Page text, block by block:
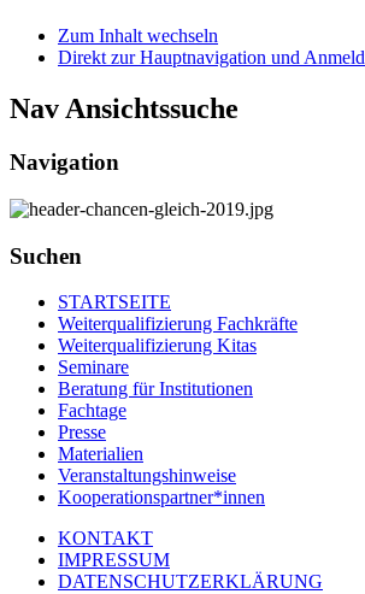
Zum Inhalt wechseln
Direkt zur Hauptnavigation und
Nav Ansichtssuche
Navigation
Suchen
STARTSEITE
Weiterqualifizierung Fachkräfte
Weiterqualifizierung Kitas
Seminare
Beratung für Institutionen
Fachtage
Presse
Materialien
Veranstaltungshinweise
Kooperationspartner*innen
KONTAKT
IMPRESSUM
DATENSCHUTZERKLÄRUNG